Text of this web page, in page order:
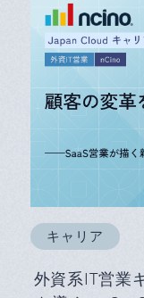
キャリア
外資系IT営業